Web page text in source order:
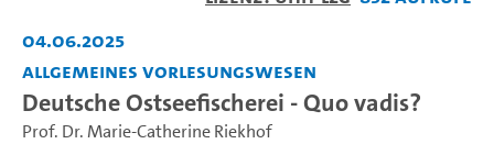
04.06.2025
Allgemeines Vorlesungswesen
Deutsche Ostseefischerei - Quo vadis?
Prof. Dr. Marie-Catherine Riekhof